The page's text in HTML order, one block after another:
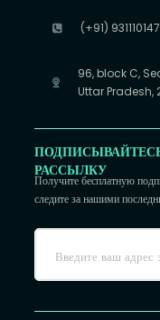
(+91)
96, block C,
Uttar Pradesh,
РАССЫЛКУ
Получите бесплатную
следите за нашими